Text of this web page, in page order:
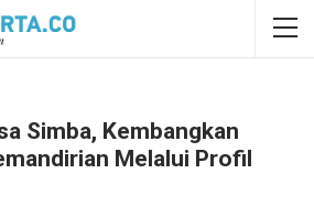
Simba, Kembangkan
Melalui Profil